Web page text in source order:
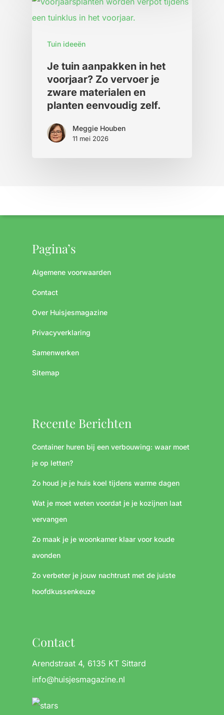
Tuin ideeën
Je tuin aanpakken in het
voorjaar? Zo vervoer je
zware materialen en
planten eenvoudig zelf.
Meggie Houben
11 mei 2026
Pagina’s
Algemene voorwaarden
Contact
Over Huisjesmagazine
Privacyverklaring
Samenwerken
Sitemap
Recente Berichten
Container huren bij een verbouwing: waar moet
je op letten?
Zo houd je je huis koel tijdens warme dagen
Wat je moet weten voordat je je kozijnen laat
vervangen
Zo maak je je woonkamer klaar voor koude
avonden
Zo verbeter je jouw nachtrust met de juiste
hoofdkussenkeuze
Contact
Arendstraat 4, 6135 KT Sittard
info@huisjesmagazine.nl